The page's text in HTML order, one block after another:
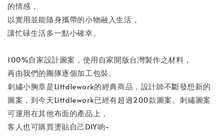
的情感，
以實用並能隨身攜帶的小物融入生活，
讓忙碌生活多一點小確幸。
100%自家設計圖案，使用自家開版台灣製作之材料，
再由我們的團隊逐個加工包裝。
刺繡小胸章是Littdlework的經典商品，設計師不斷發想新的
圖案，到今天Littdlework已經有超過200款圖案。刺繡圖案
可運用在其他布面的產品上，
客人也可購買燙貼自己DIY喲~